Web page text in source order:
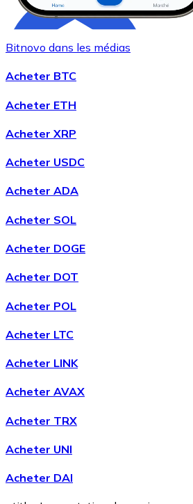
AcheterChainlink
LINK
AcheterWrapped Bitcoin
AcheterAvalanche
Bitnovo dans les médias
Acheter BTC
Acheter ETH
Acheter XRP
Acheter USDC
Acheter ADA
Acheter SOL
Acheter DOGE
Acheter DOT
Acheter POL
Acheter LTC
Acheter LINK
Acheter AVAX
Acheter TRX
Acheter UNI
Acheter DAI